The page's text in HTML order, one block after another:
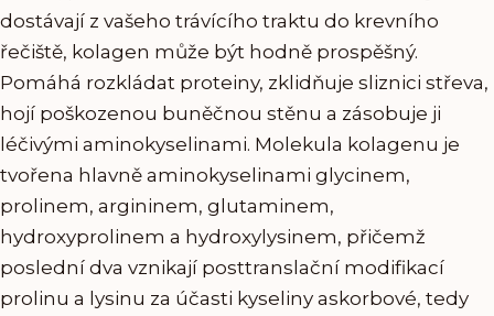
dostávají z vašeho trávícího traktu do krevního
řečiště, kolagen může být hodně prospěšný.
Pomáhá rozkládat proteiny, zklidňuje sliznici střeva,
hojí poškozenou buněčnou stěnu a zásobuje ji
léčivými aminokyselinami. Molekula kolagenu je
tvořena hlavně aminokyselinami glycinem,
prolinem, argininem, glutaminem,
hydroxyprolinem a hydroxylysinem, přičemž
poslední dva vznikají posttranslační modifikací
prolinu a lysinu za účasti kyseliny askorbové, tedy